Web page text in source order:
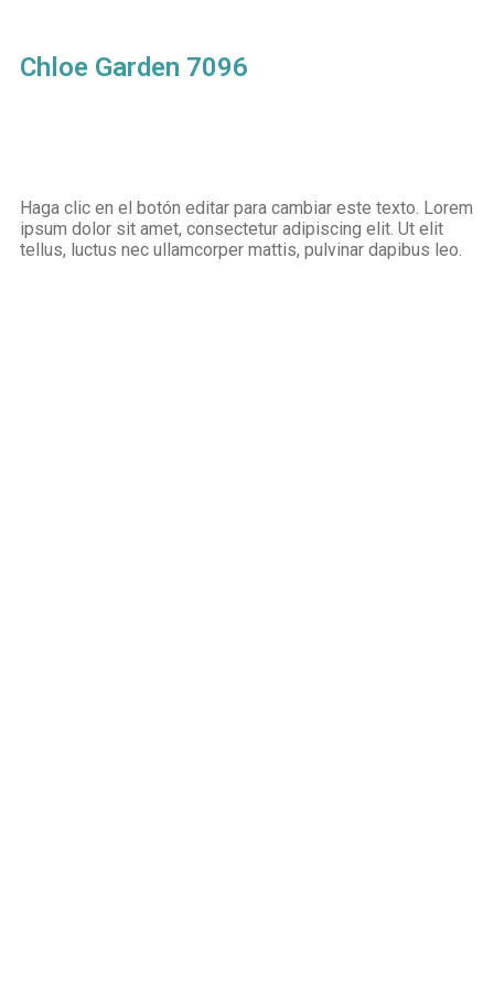
Chloe Garden 7096
Haga clic en el botón editar para cambiar este texto. Lorem
ipsum dolor sit amet, consectetur adipiscing elit. Ut elit
tellus, luctus nec ullamcorper mattis, pulvinar dapibus leo.